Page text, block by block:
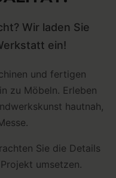
Wir laden Sie
ein!
und fertigen
zu Möbeln. Erleben
hautnah,
Sie die Details
umsetzen.